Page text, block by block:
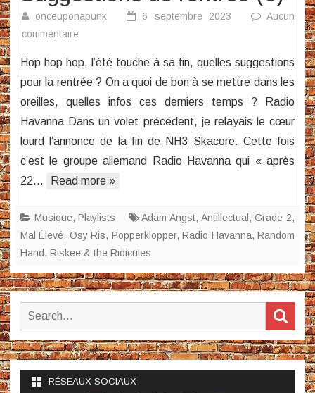
onceuponapunk 6 septembre 2023
Aucun
commentaire
de
rentrée
(6)
Hop hop hop, l’été touche à sa fin, quelles suggestions
pour la rentrée ? On a quoi de bon à se mettre dans les
oreilles, quelles infos ces derniers temps ? Radio
Havanna Dans un volet précédent, je relayais le cœur
lourd l’annonce de la fin de NH3 Skacore. Cette fois
c’est le groupe allemand Radio Havanna qui « après
22…
Read more »
Musique,Playlists Adam Angst, Antillectual,Grade 2,
Mal Élevé, Osy Ris, Popperklopper,Radio Havanna,Random
Hand, Riskee & the Ridicules
Search
RÉSEAUX SOCIAUX